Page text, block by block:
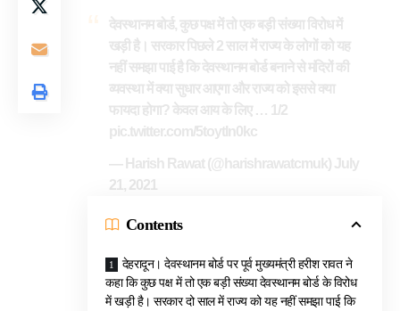
देवस्थानम बोर्ड, कुछ पक्ष में तो एक बड़ी संख्या विरोध में
खड़ी है। सरकार पिछले 2 साल में राज्य के लोगों को यह
नहीं समझा पाई है कि देवस्थानम बोर्ड बनाने से मंदिरों की
व्यवस्था में क्या सुधार आएगा और राज्य को इससे क्या
फायदा होगा? केवल आय के लिए … 1/2
pic.twitter.com/5toytln0kc
— Harish Rawat (@harishrawatcmuk) July
21, 2021
Contents
देहरादून। देवस्थानम बोर्ड पर पूर्व मुख्यमंत्री हरीश रावत ने
कहा कि कुछ पक्ष में तो एक बड़ी संख्या देवस्थानम बोर्ड के विरोध
में खड़ी है। सरकार दो साल में राज्य को यह नहीं समझा पाई कि